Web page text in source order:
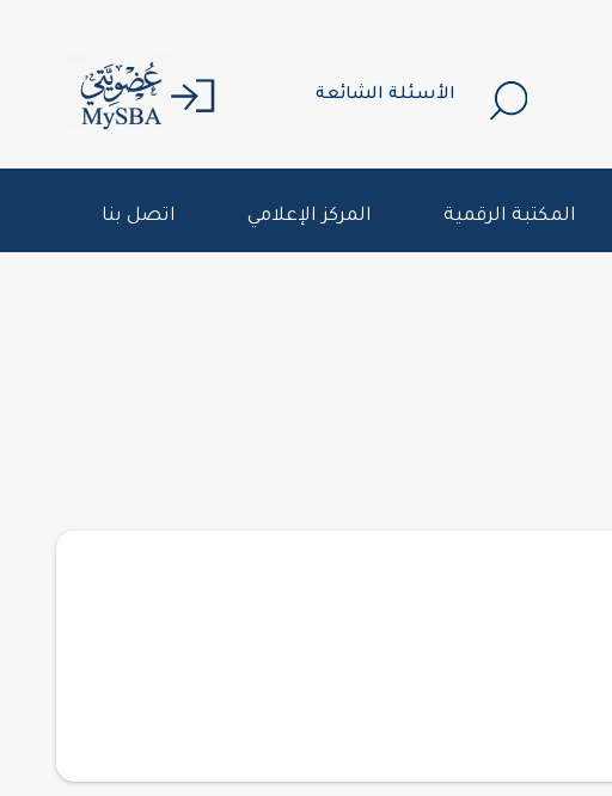
الأسئلة الشائعة
المكتبة الرقمية المركز الإعلامي اتصل بنا